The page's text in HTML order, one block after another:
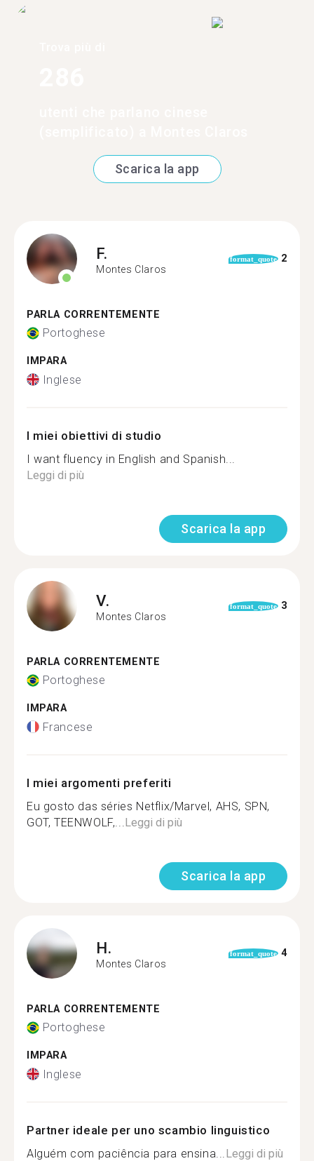
Scarica la app
F.
Montes Claros
format_quote 2
PARLA CORRENTEMENTE
Portoghese
IMPARA
Inglese
I miei obiettivi di studio
I want fluency in English and Spanish...
Leggi di più
Scarica la app
V.
Montes Claros
format_quote 3
PARLA CORRENTEMENTE
Portoghese
IMPARA
Francese
I miei argomenti preferiti
Eu gosto das séries Netflix/Marvel, AHS, SPN,
GOT, TEENWOLF,... Leggi di più
Scarica la app
H.
Montes Claros
format_quote 4
PARLA CORRENTEMENTE
Portoghese
IMPARA
Inglese
Partner ideale per uno scambio linguistico
Alguém com paciência para ensina... Leggi di più